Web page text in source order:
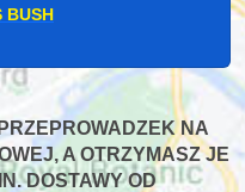
BUSH
NA
A OTRZYMASZ JE
DOSTAWY OD